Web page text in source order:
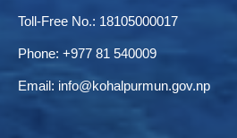
Toll-Free No.: 18105000017
Phone: +977 81 540009
Email: info@kohalpurmun.gov.np